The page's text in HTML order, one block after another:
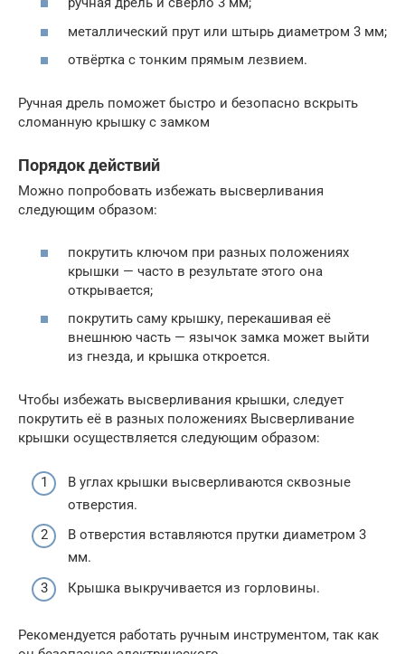
металлический прут или штырь диаметром 3 мм;
отвёртка с тонким прямым лезвием.
Ручная дрель поможет быстро и безопасно вскрыть
сломанную крышку с замком
Порядок действий
Можно попробовать избежать высверливания
следующим образом:
покрутить ключом при разных положениях
крышки — часто в результате этого она
открывается;
покрутить саму крышку, перекашивая её
внешнюю часть — язычок замка может выйти
из гнезда, и крышка откроется.
Чтобы избежать высверливания крышки, следует
покрутить её в разных положениях Высверливание
крышки осуществляется следующим образом:
В углах крышки высверливаются сквозные
отверстия.
В отверстия вставляются прутки диаметром 3
мм.
Крышка выкручивается из горловины.
Рекомендуется работать ручным инструментом, так как